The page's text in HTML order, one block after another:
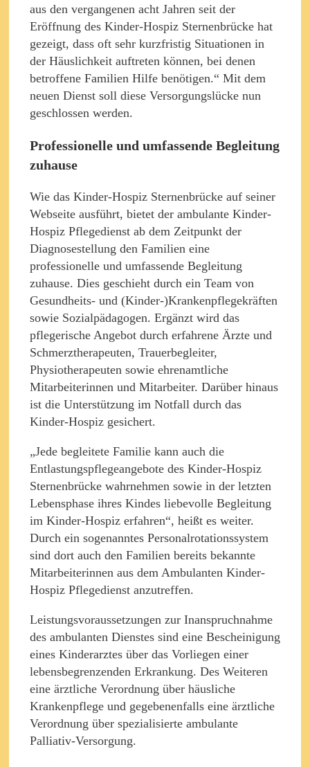
aus den vergangenen acht Jahren seit der
Eröffnung des Kinder-Hospiz Sternenbrücke hat
gezeigt, dass oft sehr kurzfristig Situationen in
der Häuslichkeit auftreten können, bei denen
betroffene Familien Hilfe benötigen.“ Mit dem
neuen Dienst soll diese Versorgungslücke nun
geschlossen werden.
Professionelle und umfassende Begleitung
zuhause
Wie das Kinder-Hospiz Sternenbrücke auf seiner
Webseite ausführt, bietet der ambulante Kinder-
Hospiz Pflegedienst ab dem Zeitpunkt der
Diagnosestellung den Familien eine
professionelle und umfassende Begleitung
zuhause. Dies geschieht durch ein Team von
Gesundheits- und (Kinder-)Krankenpflegekräften
sowie Sozialpädagogen. Ergänzt wird das
pflegerische Angebot durch erfahrene Ärzte und
Schmerztherapeuten, Trauerbegleiter,
Physiotherapeuten sowie ehrenamtliche
Mitarbeiterinnen und Mitarbeiter. Darüber hinaus
ist die Unterstützung im Notfall durch das
Kinder-Hospiz gesichert.
„Jede begleitete Familie kann auch die
Entlastungspflegeangebote des Kinder-Hospiz
Sternenbrücke wahrnehmen sowie in der letzten
Lebensphase ihres Kindes liebevolle Begleitung
im Kinder-Hospiz erfahren“, heißt es weiter.
Durch ein sogenanntes Personalrotationssystem
sind dort auch den Familien bereits bekannte
Mitarbeiterinnen aus dem Ambulanten Kinder-
Hospiz Pflegedienst anzutreffen.
Leistungsvoraussetzungen zur Inanspruchnahme
des ambulanten Dienstes sind eine Bescheinigung
eines Kinderarztes über das Vorliegen einer
lebensbegrenzenden Erkrankung. Des Weiteren
eine ärztliche Verordnung über häusliche
Krankenpflege und gegebenenfalls eine ärztliche
Verordnung über spezialisierte ambulante
Palliativ-Versorgung.